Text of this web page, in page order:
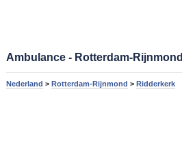
Ambulance - Rotterdam-Rijnmond
Nederland > Rotterdam-Rijnmond > Ridderkerk